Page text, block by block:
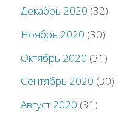
Декабрь 2020 (32)
Ноябрь 2020 (30)
Октябрь 2020 (31)
Сентябрь 2020 (30)
Август 2020 (31)